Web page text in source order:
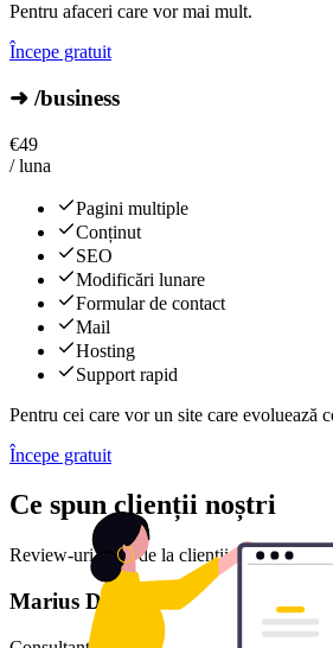
Pentru afaceri care vor mai mult.
Începe gratuit
➜ /business
€49
/ luna
Pagini multiple
Conținut
SEO
Modificări lunare
Formular de contact
Mail
Hosting
Support rapid
Pentru cei care vor un site care evoluează
Începe gratuit
Ce spun clienții noștri
Review-uri reale de la clienții noștri
Marius D.